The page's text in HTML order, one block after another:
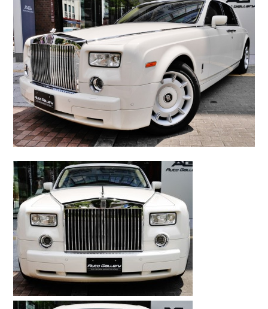
最新情報
採用情報
個人情報保護方針